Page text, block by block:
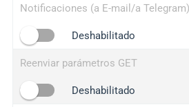
Notificaciones (a E-mail/a Telegram)
Deshabilitado
Reenviar parámetros GET
Deshabilitado